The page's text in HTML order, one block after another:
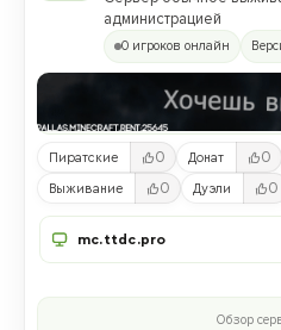
администрацией
0 игроков онлайн
Пиратские 0 Донат 0
Выживание 0 Дуэли 0
mc.ttdc.pro
Обзор